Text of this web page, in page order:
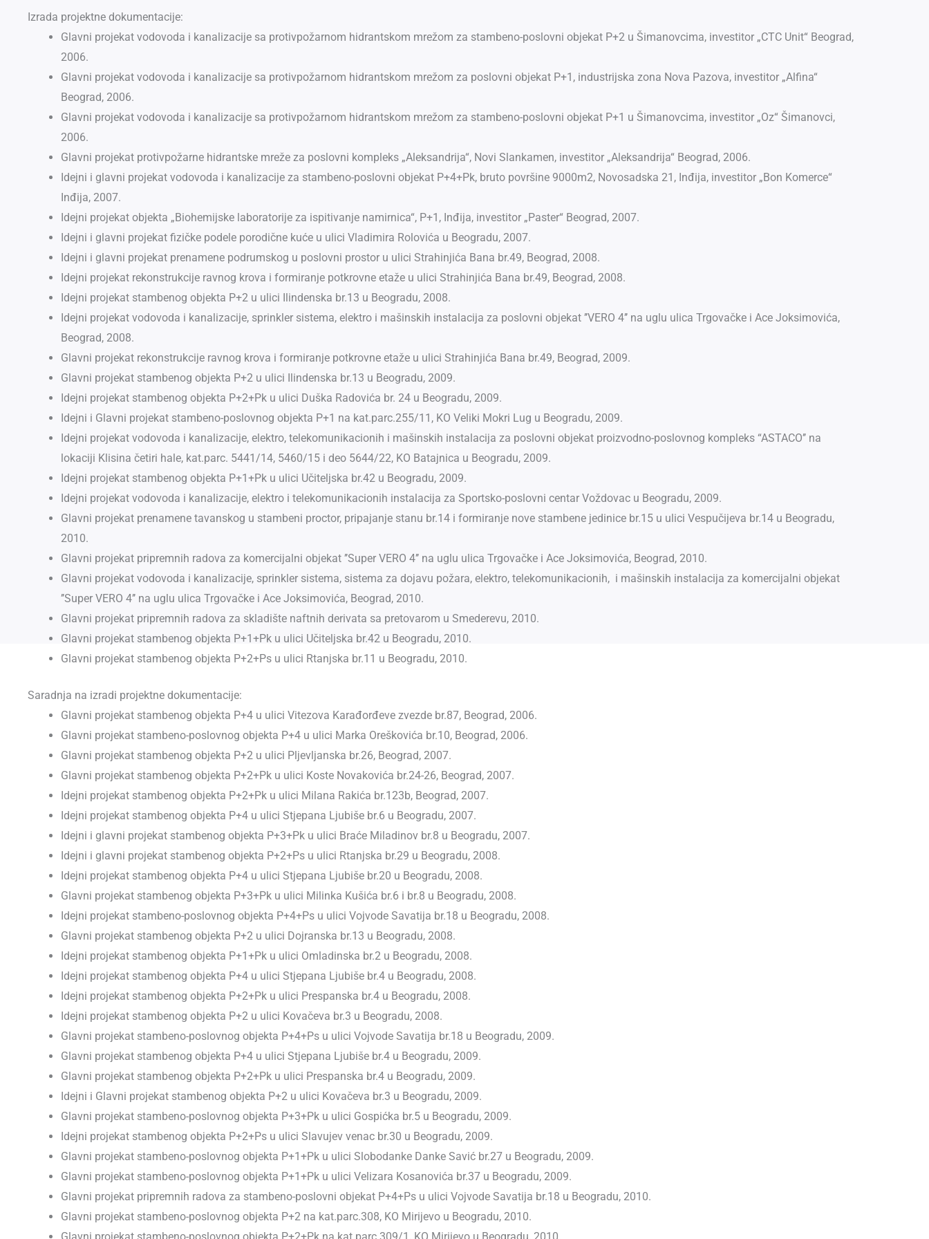
Izrada projektne dokumentacije:
Glavni projekat vodovoda i kanalizacije sa protivpožarnom hidrantskom mrežom za stambeno-poslovni objekat P+2 u Šimanovcima, investitor „CTC Unit“ Beograd,
2006.
Glavni projekat vodovoda i kanalizacije sa protivpožarnom hidrantskom mrežom za poslovni objekat P+1, industrijska zona Nova Pazova, investitor „Alfina“
Beograd, 2006.
Glavni projekat vodovoda i kanalizacije sa protivpožarnom hidrantskom mrežom za stambeno-poslovni objekat P+1 u Šimanovcima, investitor „Oz“ Šimanovci,
2006.
Glavni projekat protivpožarne hidrantske mreže za poslovni kompleks „Aleksandrija“, Novi Slankamen, investitor „Aleksandrija“ Beograd, 2006.
Idejni i glavni projekat vodovoda i kanalizacije za stambeno-poslovni objekat P+4+Pk, bruto površine 9000m2, Novosadska 21, Inđija, investitor „Bon Komerce“
Inđija, 2007.
Idejni projekat objekta „Biohemijske laboratorije za ispitivanje namirnica“, P+1, Inđija, investitor „Paster“ Beograd, 2007.
Idejni i glavni projekat fizičke podele porodične kuće u ulici Vladimira Rolovića u Beogradu, 2007.
Idejni i glavni projekat prenamene podrumskog u poslovni prostor u ulici Strahinjića Bana br.49, Beograd, 2008.
Idejni projekat rekonstrukcije ravnog krova i formiranje potkrovne etaže u ulici Strahinjića Bana br.49, Beograd, 2008.
Idejni projekat stambenog objekta P+2 u ulici Ilindenska br.13 u Beogradu, 2008.
Idejni projekat vodovoda i kanalizacije, sprinkler sistema, elektro i mašinskih instalacija za poslovni objekat ’’VERO 4’’ na uglu ulica Trgovačke i Ace Joksimovića,
Beograd, 2008.
Glavni projekat rekonstrukcije ravnog krova i formiranje potkrovne etaže u ulici Strahinjića Bana br.49, Beograd, 2009.
Glavni projekat stambenog objekta P+2 u ulici Ilindenska br.13 u Beogradu, 2009.
Idejni projekat stambenog objekta P+2+Pk u ulici Duška Radovića br. 24 u Beogradu, 2009.
Idejni i Glavni projekat stambeno-poslovnog objekta P+1 na kat.parc.255/11, KO Veliki Mokri Lug u Beogradu, 2009.
Idejni projekat vodovoda i kanalizacije, elektro, telekomunikacionih i mašinskih instalacija za poslovni objekat proizvodno-poslovnog kompleks “ASTACO’’ na
lokaciji Klisina četiri hale, kat.parc. 5441/14, 5460/15 i deo 5644/22, KO Batajnica u Beogradu, 2009.
Idejni projekat stambenog objekta P+1+Pk u ulici Učiteljska br.42 u Beogradu, 2009.
Idejni projekat vodovoda i kanalizacije, elektro i telekomunikacionih instalacija za Sportsko-poslovni centar Voždovac u Beogradu, 2009.
Glavni projekat prenamene tavanskog u stambeni proctor, pripajanje stanu br.14 i formiranje nove stambene jedinice br.15 u ulici Vespučijeva br.14 u Beogradu,
2010.
Glavni projekat pripremnih radova za komercijalni objekat ’’Super VERO 4’’ na uglu ulica Trgovačke i Ace Joksimovića, Beograd, 2010.
Glavni projekat vodovoda i kanalizacije, sprinkler sistema, sistema za dojavu požara, elektro, telekomunikacionih, i mašinskih instalacija za komercijalni objekat
’’Super VERO 4’’ na uglu ulica Trgovačke i Ace Joksimovića, Beograd, 2010.
Glavni projekat pripremnih radova za skladište naftnih derivata sa pretovarom u Smederevu, 2010.
Glavni projekat stambenog objekta P+1+Pk u ulici Učiteljska br.42 u Beogradu, 2010.
Glavni projekat stambenog objekta P+2+Ps u ulici Rtanjska br.11 u Beogradu, 2010.
Saradnja na izradi projektne dokumentacije:
Glavni projekat stambenog objekta P+4 u ulici Vitezova Karađorđeve zvezde br.87, Beograd, 2006.
Glavni projekat stambeno-poslovnog objekta P+4 u ulici Marka Oreškovića br.10, Beograd, 2006.
Glavni projekat stambenog objekta P+2 u ulici Pljevljanska br.26, Beograd, 2007.
Glavni projekat stambenog objekta P+2+Pk u ulici Koste Novakovića br.24-26, Beograd, 2007.
Idejni projekat stambenog objekta P+2+Pk u ulici Milana Rakića br.123b, Beograd, 2007.
Idejni projekat stambenog objekta P+4 u ulici Stjepana Ljubiše br.6 u Beogradu, 2007.
Idejni i glavni projekat stambenog objekta P+3+Pk u ulici Braće Miladinov br.8 u Beogradu, 2007.
Idejni i glavni projekat stambenog objekta P+2+Ps u ulici Rtanjska br.29 u Beogradu, 2008.
Idejni projekat stambenog objekta P+4 u ulici Stjepana Ljubiše br.20 u Beogradu, 2008.
Glavni projekat stambenog objekta P+3+Pk u ulici Milinka Kušića br.6 i br.8 u Beogradu, 2008.
Idejni projekat stambeno-poslovnog objekta P+4+Ps u ulici Vojvode Savatija br.18 u Beogradu, 2008.
Glavni projekat stambenog objekta P+2 u ulici Dojranska br.13 u Beogradu, 2008.
Idejni projekat stambenog objekta P+1+Pk u ulici Omladinska br.2 u Beogradu, 2008.
Idejni projekat stambenog objekta P+4 u ulici Stjepana Ljubiše br.4 u Beogradu, 2008.
Idejni projekat stambenog objekta P+2+Pk u ulici Prespanska br.4 u Beogradu, 2008.
Idejni projekat stambenog objekta P+2 u ulici Kovačeva br.3 u Beogradu, 2008.
Glavni projekat stambeno-poslovnog objekta P+4+Ps u ulici Vojvode Savatija br.18 u Beogradu, 2009.
Glavni projekat stambenog objekta P+4 u ulici Stjepana Ljubiše br.4 u Beogradu, 2009.
Glavni projekat stambenog objekta P+2+Pk u ulici Prespanska br.4 u Beogradu, 2009.
Idejni i Glavni projekat stambenog objekta P+2 u ulici Kovačeva br.3 u Beogradu, 2009.
Glavni projekat stambeno-poslovnog objekta P+3+Pk u ulici Gospićka br.5 u Beogradu, 2009.
Idejni projekat stambenog objekta P+2+Ps u ulici Slavujev venac br.30 u Beogradu, 2009.
Glavni projekat stambeno-poslovnog objekta P+1+Pk u ulici Slobodanke Danke Savić br.27 u Beogradu, 2009.
Glavni projekat stambeno-poslovnog objekta P+1+Pk u ulici Velizara Kosanovića br.37 u Beogradu, 2009.
Glavni projekat pripremnih radova za stambeno-poslovni objekat P+4+Ps u ulici Vojvode Savatija br.18 u Beogradu, 2010.
Glavni projekat stambeno-poslovnog objekta P+2 na kat.parc.308, KO Mirijevo u Beogradu, 2010.